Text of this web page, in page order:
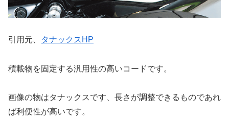
引用元、 タナックスHP
積載物を固定する汎用性の高いコードです。
画像の物はタナックスです、長さが調整できるものであれ
ば利便性が高いです。